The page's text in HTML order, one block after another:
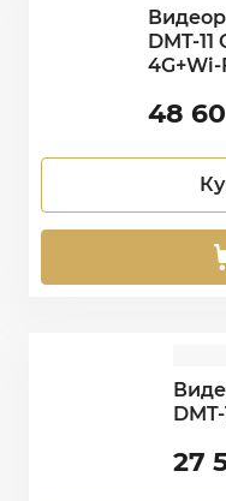
DMT-
48
DMT-
27